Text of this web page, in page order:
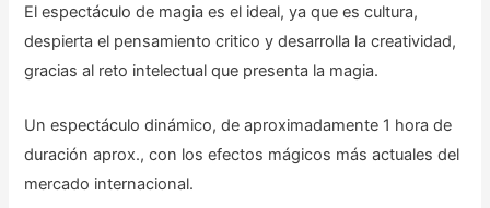
El espectáculo de magia es el ideal, ya que es cultura,
despierta el pensamiento critico y desarrolla la creatividad,
gracias al reto intelectual que presenta la magia.
Un espectáculo dinámico, de aproximadamente 1 hora de
duración aprox., con los efectos mágicos más actuales del
mercado internacional.